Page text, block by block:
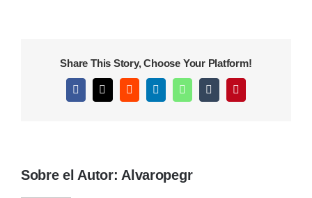
Share This Story, Choose Your Platform!
Facebook
X RedditLinkedInWhatsAppTumblrPinterest
Sobre el Autor: Alvaropegr